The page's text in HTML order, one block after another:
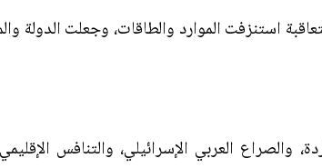
استنزفت الموارد والطاقات، وجعلت
والصراع العربي الإسرائيلي، والتنافس